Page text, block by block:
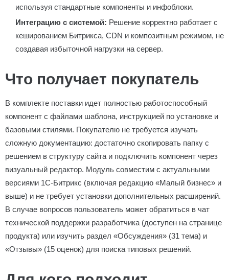
используя стандартные компоненты и инфоблоки.
Интеграцию с системой: Решение корректно работает с
кешированием Битрикса, CDN и композитным режимом, не
создавая избыточной нагрузки на сервер.
Что получает покупатель
В комплекте поставки идет полностью работоспособный
компонент с файлами шаблона, инструкцией по установке и
базовыми стилями. Покупателю не требуется изучать
сложную документацию: достаточно скопировать папку с
решением в структуру сайта и подключить компонент через
визуальный редактор. Модуль совместим с актуальными
версиями 1С-Битрикс (включая редакцию «Малый бизнес» и
выше) и не требует установки дополнительных расширений.
В случае вопросов пользователь может обратиться в чат
технической поддержки разработчика (доступен на странице
продукта) или изучить раздел «Обсуждения» (31 тема) и
«Отзывы» (15 оценок) для поиска типовых решений.